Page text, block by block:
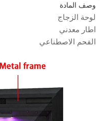
وصف المادة
لوحة الزجاج
اطار معدني
الفحم الاصطناعي